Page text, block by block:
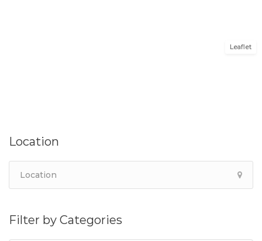
Leaflet
Location
Filter by Categories